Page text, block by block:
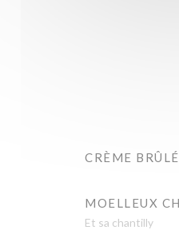
CRÈME
MOELLEUX
Et sa chantilly